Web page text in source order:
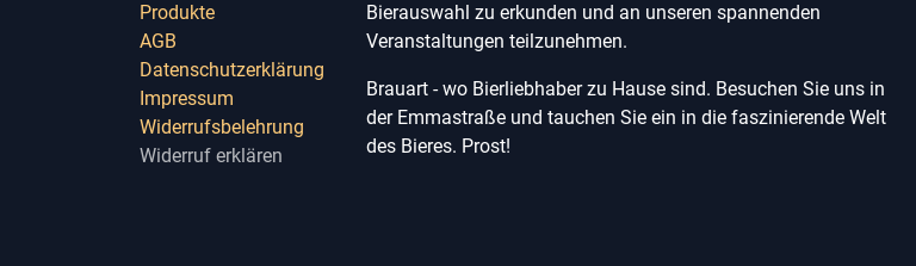
Produkte
AGB
Datenschutzerklärung
Impressum
Widerrufsbelehrung
Widerruf erklären
Bierauswahl zu erkunden und an unseren spannenden
Veranstaltungen teilzunehmen.
Brauart - wo Bierliebhaber zu Hause sind. Besuchen Sie uns in
der Emmastraße und tauchen Sie ein in die faszinierende Welt
des Bieres. Prost!